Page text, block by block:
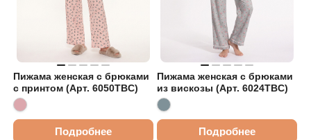
Пижама женская с брюками
с принтом (Арт. 6050TBC)
Подробнее
Пижама женская с брюками
из вискозы (Арт. 6024TBC)
Подробнее